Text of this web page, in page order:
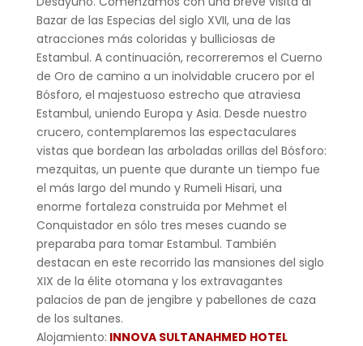
Bazar de las Especias del siglo XVII, una de las
atracciones más coloridas y bulliciosas de
Estambul. A continuación, recorreremos el Cuerno
de Oro de camino a un inolvidable crucero por el
Bósforo, el majestuoso estrecho que atraviesa
Estambul, uniendo Europa y Asia. Desde nuestro
crucero, contemplaremos las espectaculares
vistas que bordean las arboladas orillas del Bósforo:
mezquitas, un puente que durante un tiempo fue
el más largo del mundo y Rumeli Hisari, una
enorme fortaleza construida por Mehmet el
Conquistador en sólo tres meses cuando se
preparaba para tomar Estambul. También
destacan en este recorrido las mansiones del siglo
XIX de la élite otomana y los extravagantes
palacios de pan de jengibre y pabellones de caza
de los sultanes.
Alojamiento: INNOVA SULTANAHMED HOTEL